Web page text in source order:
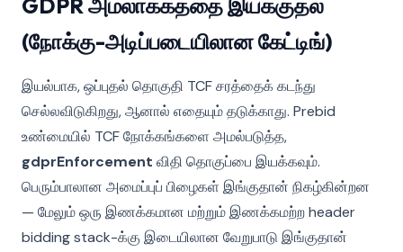
GDPR அமலாக்கத்தை இயக்குதல்
(நோக்கு-அடிப்படையிலான கேட்டிங்)
இயல்பாக, ஒப்புதல் தொகுதி TCF சரத்தைக் கடந்து
செல்லவிடுகிறது, ஆனால் எதையும் தடுக்காது. Prebid
உண்மையில் TCF நோக்கங்களை அமல்படுத்த,
gdprEnforcement விதி தொகுப்பை இயக்கவும்.
பெரும்பாலான அமைப்புப் பிழைகள் இங்குதான் நிகழ்கின்றன
— மேலும் ஒரு இணக்கமான மற்றும் இணக்கமற்ற header
bidding stack-க்கு இடையிலான வேறுபாடு இங்குதான்